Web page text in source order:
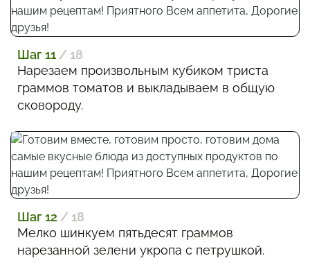
Шаг 11 / 18
Нарезаем произвольным кубиком триста
граммов томатов и выкладываем в общую
сковороду.
Шаг 12 / 18
Мелко шинкуем пятьдесят граммов
нарезанной зелени укропа с петрушкой.